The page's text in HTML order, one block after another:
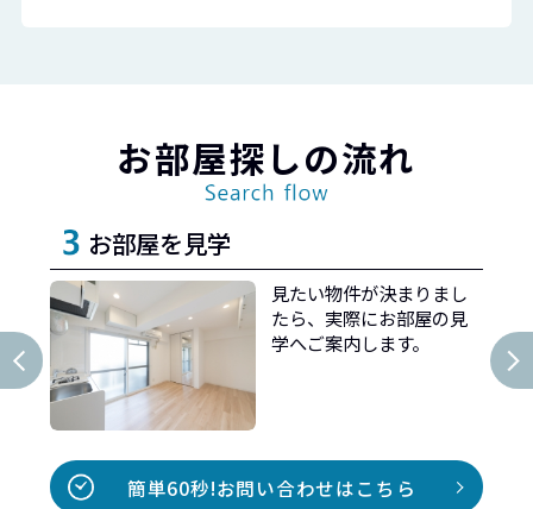
お部屋探しの流れ
契約してお引渡し
入居審査後、重要事項説
明を受けたあと物件の契
約を行い、お引渡しとな
簡単60秒!お問い合わせはこちら